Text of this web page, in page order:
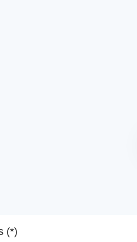
Reviews (*)